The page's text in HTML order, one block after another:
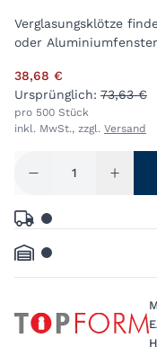
Verglasungsklötze
oder
Verglasungsklötze der
38,68 €
Ursprünglich: 73,63 €
pro 500 Stück
inkl. MwSt., zzgl. Versand